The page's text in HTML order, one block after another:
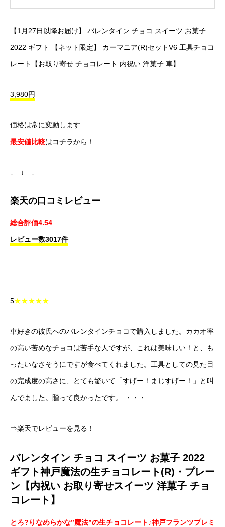
【1月27日以降お届け】 バレンタイン チョコ スイーツ お菓子
2022 ギフト 【ネット限定】 カーマニア(R)セットV6 工具チョコ
レート【お取り寄せ チョコレート 内祝い 洋菓子 車】
3,980円
価格は常に変動します
最安値比較はコチラから！
↓ ↓ ↓
楽天の口コミレビュー
総合評価4.54
レビュー数3017件
5★★★★★
車好きの彼氏へのバレンタインチョコで購入しました。カカオ率
の高い苦めなチョコは苦手な人ですが、これは美味しい！と、も
ったいなさそうにですが食べてくれました。工具としての見た目
の完成度の高さに、とても驚いて「すげー！まじすげー！」と叫
んでました。贈って良かったです。 ・・・
⇒楽天でレビューを見る！
バレンタイン チョコ スイーツ お菓子 2022
ギフト神戸魔法の生チョコレート(R)・プレー
ン【内祝い お取り寄せスイーツ 洋菓子 チョ
コレート】
とろ?りなめらかな”魔法”の生チョコレート♪神戸フランツプレミ